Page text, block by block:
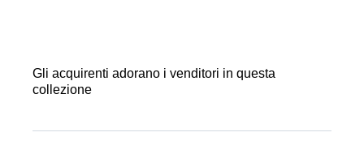
Gli acquirenti adorano i venditori in questa
collezione